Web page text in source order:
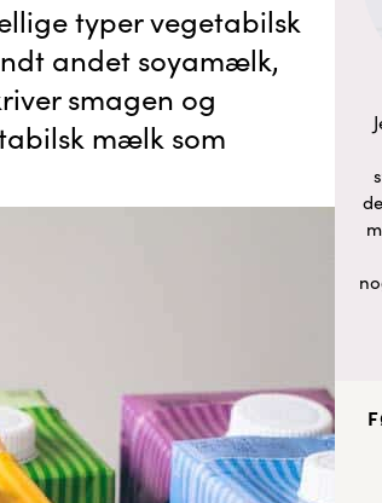
typer vegetabilsk
andet soyamælk,
smagen og
mælk som